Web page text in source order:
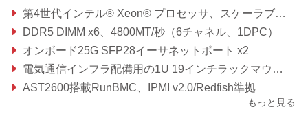
第4世代インテル® Xeon® プロセッサ、スケーラブルファミリープロセッサ搭載1U 19インチエッジサーバ
DDR5 DIMM x6、4800MT/秒（6チャネル、1DPC）
オンボード25G SFP28イーサネットポート x2
電気通信インフラ配備用の1U 19インチラックマウントフォームファクタ
AST2600搭載RunBMC、IPMI v2.0/Redfish準拠
GNSSからの時刻同期を提供するオプションのクロックモジュール
もっと見る